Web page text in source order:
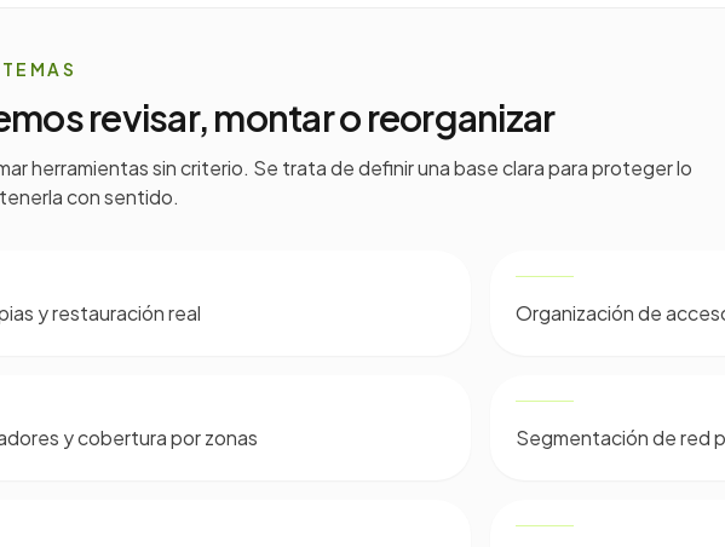
revisar, montar o reorganizar
herramientas sin criterio. Se trata de definir una base clara para proteger lo
con sentido.
y restauración real Organización de
y cobertura por zonas Segmentación de red